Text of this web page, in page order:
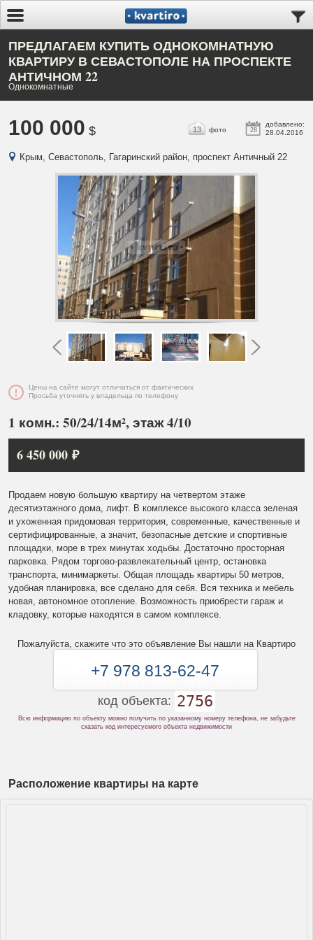
ПРЕДЛАГАЕМ КУПИТЬ ОДНОКОМНАТНУЮ
КВАРТИРУ В СЕВАСТОПОЛЕ НА ПРОСПЕКТЕ
АНТИЧНОМ 22
Однокомнатные
100 000 $ 28
добавлено:
28.04.2016
13 фото
Крым, Севастополь, Гагаринский район, проспект Античный 22
Цены на сайте могут отличаться от фактических
Просьба уточнять у владельца по телефону
1 комн.: 50/24/14м², этаж 4/10
6 450 000 ₽
Продаем новую большую квартиру на четвертом этаже
десятиэтажного дома, лифт. В комплексе высокого класса зеленая
и ухоженная придомовая территория, современные, качественные и
сертифицированные, а значит, безопасные детские и спортивные
площадки, море в трех минутах ходьбы. Достаточно просторная
парковка. Рядом торгово-развлекательный центр, остановка
транспорта, минимаркеты. Общая площадь квартиры 50 метров,
удобная планировка, все сделано для себя. Вся техника и мебель
новая, автономное отопление. Возможность приобрести гараж и
кладовку, которые находятся в самом комплексе.
Пожалуйста, скажите что это объявление Вы нашли на Квартиро
+7 978 813-62-47
код объекта: 2756
Всю информацию по объекту можно получить по указанному номеру телефона, не забудьте
сказать код интересуемого объекта недвижимости
Расположение квартиры на карте